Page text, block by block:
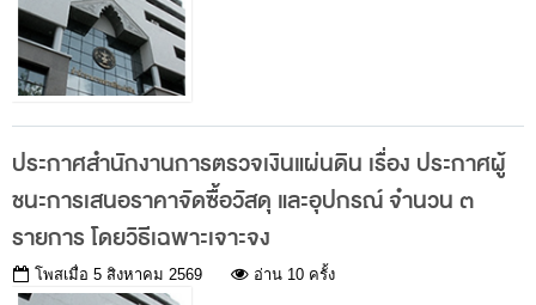
แนวทางการปฏิบัติงานตรวจสอบ
บทความ/เอกสารเผยแพร่
อินโฟกราฟิก
ตอบข้อสอบถามของหน่วยรับตรวจ
รู้รักษ์เงินแผ่นดินกับ สตง.
สื่อวีดิทิศน์
ประกาศสำนักงานการตรวจเงินแผ่นดิน เรื่อง ประกาศผู้
ชนะการเสนอราคาจัดซื้อวัสดุ และอุปกรณ์ จำนวน ๓
รายการ โดยวิธีเฉพาะเจาะจง
โพสเมื่อ 5 สิงหาคม 2569 อ่าน 10 ครั้ง